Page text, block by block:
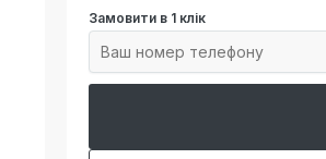
Замовити в 1 клік